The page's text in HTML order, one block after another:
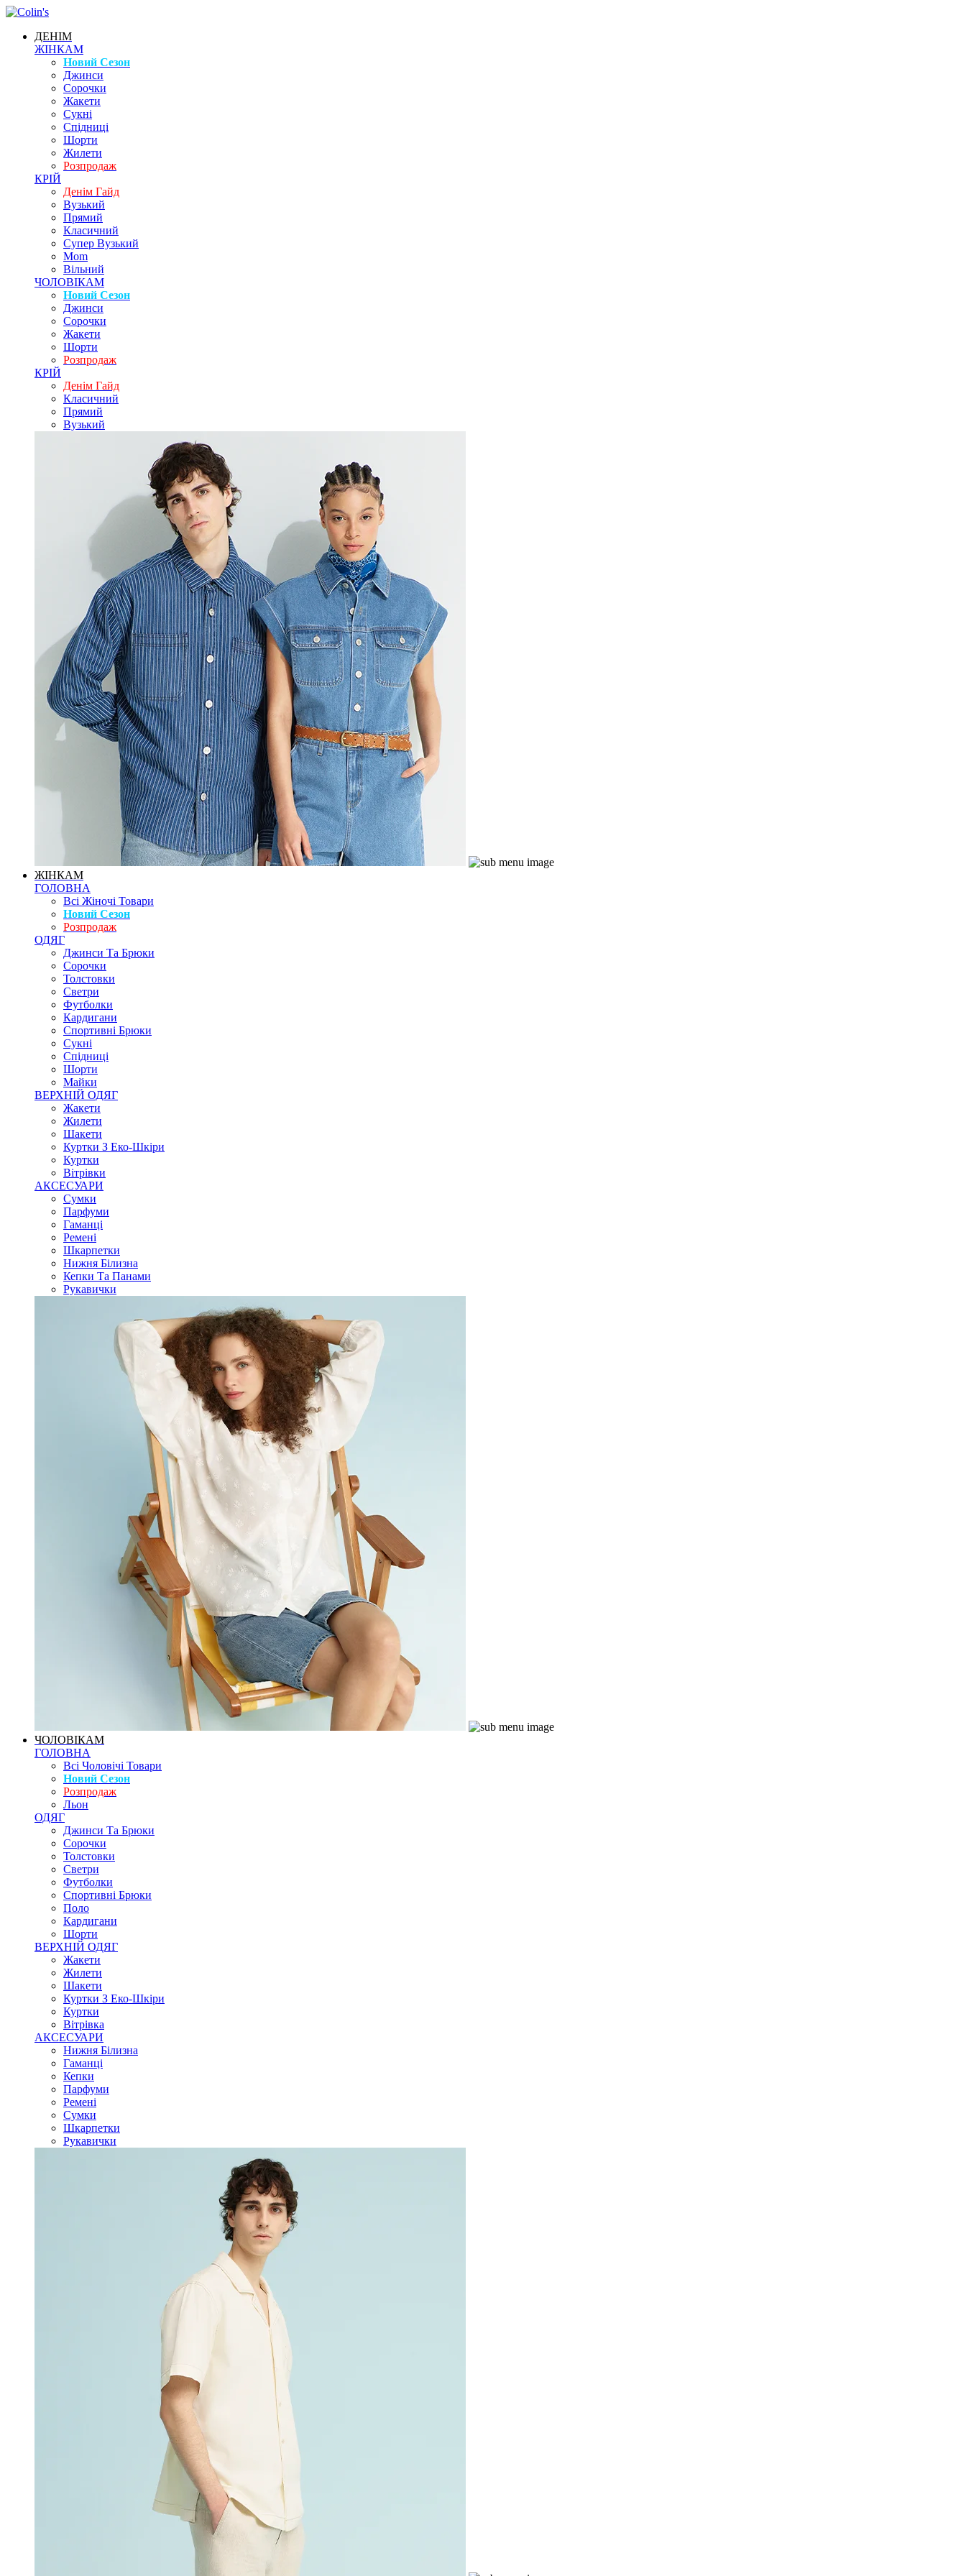
ДЕНІМ
ЖІНКАМ
Новий Сезон
Джинси
Сорочки
Жакети
Сукні
Спідниці
Шорти
Жилети
Розпродаж
КРІЙ
Денім Гайд
Вузький
Прямий
Класичний
Супер Вузький
Mom
Вільний
ЧОЛОВІКАМ
Новий Сезон
Джинси
Сорочки
Жакети
Шорти
Розпродаж
КРІЙ
Денім Гайд
Класичний
Прямий
Вузький
ЖІНКАМ
ГОЛОВНА
Всі Жіночі Товари
Новий Сезон
Розпродаж
ОДЯГ
Джинси Та Брюки
Сорочки
Толстовки
Светри
Футболки
Кардигани
Спортивні Брюки
Сукні
Спідниці
Шорти
Майки
ВЕРХНІЙ ОДЯГ
Жакети
Жилети
Шакети
Куртки З Еко-Шкіри
Куртки
Вітрівки
АКСЕСУАРИ
Сумки
Парфуми
Гаманці
Ремені
Шкарпетки
Нижня Білизна
Кепки Та Панами
Рукавички
ЧОЛОВІКАМ
ГОЛОВНА
Всі Чоловічі Товари
Новий Сезон
Розпродаж
Льон
ОДЯГ
Джинси Та Брюки
Сорочки
Толстовки
Светри
Футболки
Спортивні Брюки
Поло
Кардигани
Шорти
ВЕРХНІЙ ОДЯГ
Жакети
Жилети
Шакети
Куртки З Еко-Шкіри
Куртки
Вітрівка
АКСЕСУАРИ
Нижня Білизна
Гаманці
Кепки
Парфуми
Ремені
Сумки
Шкарпетки
Рукавички